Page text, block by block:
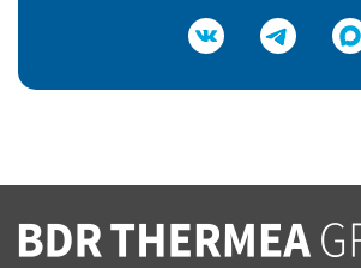
Подтвердить e-mail
Вы соглашаетесь с нашей
конфеденциальности